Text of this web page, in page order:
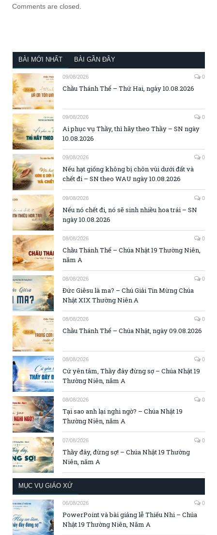
Comments are closed.
BÀI MỚI NHẤT BÀI GẦN ĐÂY
09/08/2026 0
Chầu Thánh Thể – Thứ Hai, ngày 10.08.2026
09/08/2026 0
Ai phục vụ Thầy, thì hãy theo Thầy – SN ngày
10.08.2026
09/08/2026 0
Nếu hạt giống không bị chôn vùi dưới đất và
chết đi – SN theo WAU ngày 10.08.2026
09/08/2026 0
Nếu nó chết đi, nó sẽ sinh nhiều hoa trái – SN
ngày 10.08.2026
08/08/2026 0
Chầu Thánh Thể – Chúa Nhật 19 Thường Niên,
năm A
08/08/2026 0
Đức Giêsu là ma? – Chú Giải Tin Mừng Chúa
Nhật XIX Thường Niên A
08/08/2026 0
Chầu Thánh Thể – Chúa Nhật, ngày 09.08.2026
08/08/2026 0
Cứ yên tâm, Thầy đây đừng sợ – Chúa Nhật 19
Thường Niên, năm A
08/08/2026 0
Tại sao anh lại nghi ngờ? – Chúa Nhật 19
Thường Niên, năm A
07/08/2026 0
Thầy đây, đừng sợ! – Chúa Nhật 19 Thường
Niên, năm A
MỤC VỤ GIÁO XỨ
06/08/2026 0
PowerPoint và bài giảng lễ Thiếu Nhi – Chúa
Nhật 19 Thường Niên, Năm A